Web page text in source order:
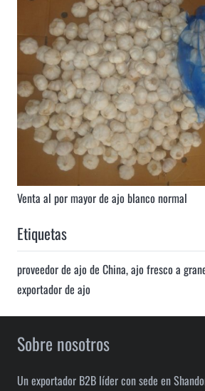
Venta al por mayor de ajo blanco normal
Etiquetas
proveedor de ajo de China,ajo fresco a
exportador de ajo
Sobre nosotros
Un exportador B2B líder con sede en